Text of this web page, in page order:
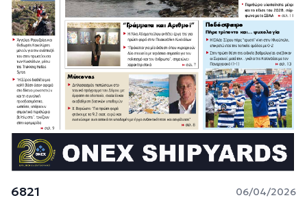
6821 06/04/2026